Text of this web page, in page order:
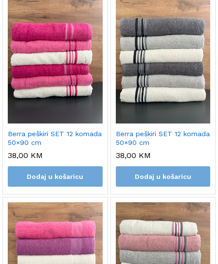
Berra peškiri SET 12 komada
50×90 cm
38,00 KM
Dodaj u košaricu
Berra peškiri SET 12 komada
50×90 cm
38,00 KM
Dodaj u košaricu